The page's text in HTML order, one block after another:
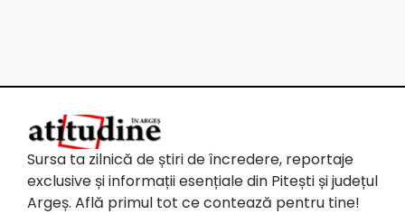
Sursa ta zilnică de știri de încredere, reportaje
exclusive și informații esențiale din Pitești și județul
Argeș. Află primul tot ce contează pentru tine!